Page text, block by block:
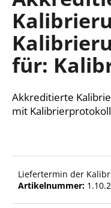
0,0
von
5
Sternen.
für:
Akkreditierte
mit
Liefertermin der
Artikelnummer: 1.10.2
SUCHEN
W
i
e
h